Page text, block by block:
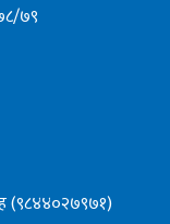
७९
(९८४४०२७९७१)